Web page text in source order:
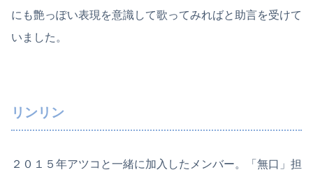
にも艶っぽい表現を意識して歌ってみればと助言を受けて
いました。
リンリン
２０１５年アツコと一緒に加入したメンバー。「無口」担